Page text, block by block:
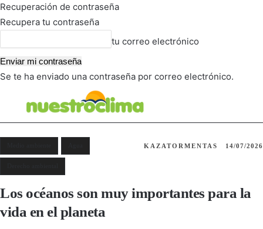
Recuperación de contraseña
Recupera tu contraseña
tu correo electrónico
Se te ha enviado una contraseña por correo electrónico.
KAZATORMENTAS 14/07/2026
Los océanos son muy importantes para la
vida en el planeta